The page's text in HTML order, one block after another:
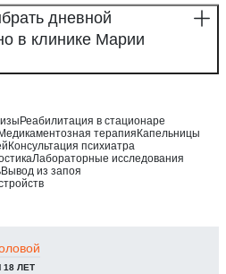
дневной
в клинике Марии
Реабилитация в стационаре
Медикаментозная терапия Капельницы
Консультация психиатра
Лабораторные исследования
Вывод из запоя
ЛЕТ